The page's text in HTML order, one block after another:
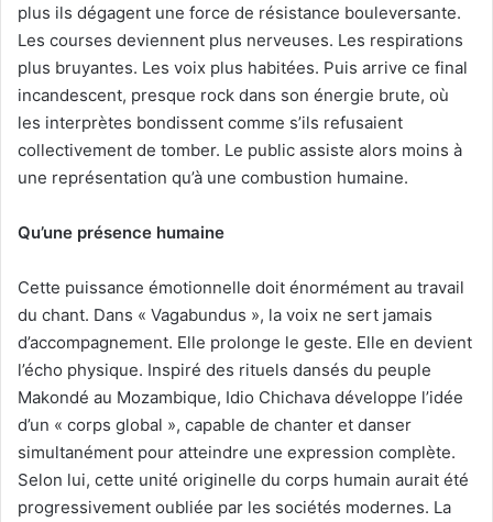
plus ils dégagent une force de résistance bouleversante.
Les courses deviennent plus nerveuses. Les respirations
plus bruyantes. Les voix plus habitées. Puis arrive ce final
incandescent, presque rock dans son énergie brute, où
les interprètes bondissent comme s’ils refusaient
collectivement de tomber. Le public assiste alors moins à
une représentation qu’à une combustion humaine.
Qu’une présence humaine
Cette puissance émotionnelle doit énormément au travail
du chant. Dans « Vagabundus », la voix ne sert jamais
d’accompagnement. Elle prolonge le geste. Elle en devient
l’écho physique. Inspiré des rituels dansés du peuple
Makondé au Mozambique, Idio Chichava développe l’idée
d’un « corps global », capable de chanter et danser
simultanément pour atteindre une expression complète.
Selon lui, cette unité originelle du corps humain aurait été
progressivement oubliée par les sociétés modernes. La